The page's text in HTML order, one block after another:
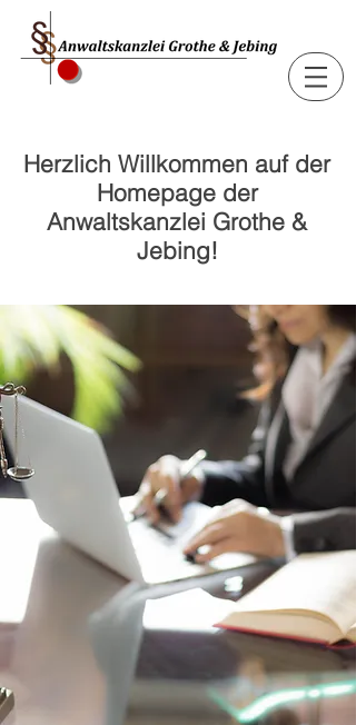
Herzlich Willkommen auf der
Homepage der
Anwaltskanzlei Grothe &
Jebing!